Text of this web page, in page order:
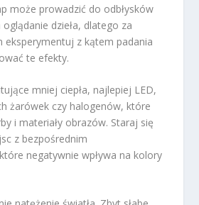
może prowadzić do odbłysków
dzieła, dlatego za
eksperymentuj z kątem padania
te efekty.
mniej ciepła, najlepiej LED,
żarówek czy halogenów, które
i materiały obrazów. Staraj się
z bezpośrednim
negatywnie wpływa na kolory